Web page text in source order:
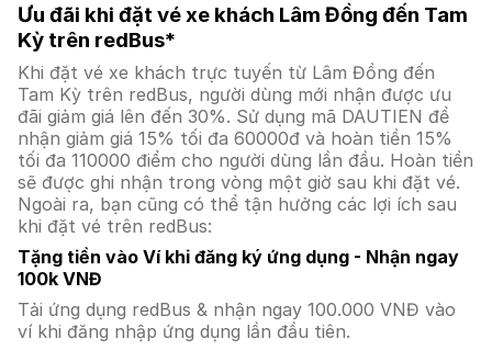
Ưu đãi khi đặt vé xe khách Lâm Đồng đến Tam
Kỳ trên redBus*
Khi đặt vé xe khách trực tuyến từ Lâm Đồng đến
Tam Kỳ trên redBus, người dùng mới nhận được ưu
đãi giảm giá lên đến 30%. Sử dụng mã DAUTIEN để
nhận giảm giá 15% tối đa 60000đ và hoàn tiền 15%
tối đa 110000 điểm cho người dùng lần đầu. Hoàn tiền
sẽ được ghi nhận trong vòng một giờ sau khi đặt vé.
Ngoài ra, bạn cũng có thể tận hưởng các lợi ích sau
khi đặt vé trên redBus:
Tặng tiền vào Ví khi đăng ký ứng dụng - Nhận ngay
100k VNĐ
Tải ứng dụng redBus & nhận ngay 100.000 VNĐ vào
ví khi đăng nhập ứng dụng lần đầu tiên.